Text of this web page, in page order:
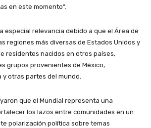
en este momento”.
especial relevancia debido a que el Área de
regiones más diversas de Estados Unidos y
residentes nacidos en otros países,
grupos provenientes de México,
y otras partes del mundo.
que el Mundial representa una
los lazos entre comunidades en un
polarización política sobre temas